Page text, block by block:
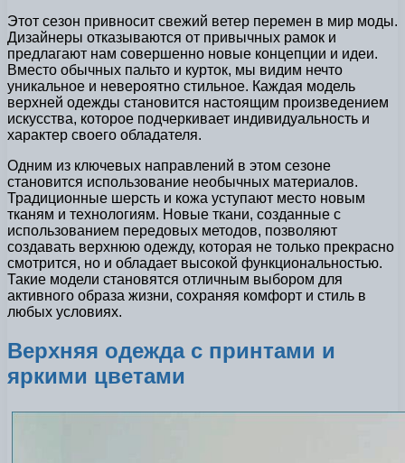
Этот сезон привносит свежий ветер перемен в мир моды.
Дизайнеры отказываются от привычных рамок и
предлагают нам совершенно новые концепции и идеи.
Вместо обычных пальто и курток, мы видим нечто
уникальное и невероятно стильное. Каждая модель
верхней одежды становится настоящим произведением
искусства, которое подчеркивает индивидуальность и
характер своего обладателя.
Одним из ключевых направлений в этом сезоне
становится использование необычных материалов.
Традиционные шерсть и кожа уступают место новым
тканям и технологиям. Новые ткани, созданные с
использованием передовых методов, позволяют
создавать верхнюю одежду, которая не только прекрасно
смотрится, но и обладает высокой функциональностью.
Такие модели становятся отличным выбором для
активного образа жизни, сохраняя комфорт и стиль в
любых условиях.
Верхняя одежда с принтами и
яркими цветами